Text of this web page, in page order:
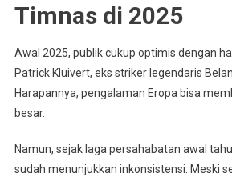
Timnas di 2025
Awal 2025, publik cukup optimis dengan
Patrick Kluivert, eks striker legendaris
Harapannya, pengalaman Eropa bisa
besar.
Namun, sejak laga persahabatan awal
sudah menunjukkan inkonsistensi. Meski